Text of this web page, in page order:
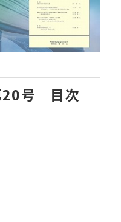
20号 目次
茂具樹